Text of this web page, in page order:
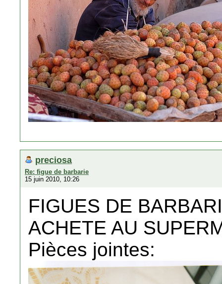
preciosa
Re: figue de barbarie
15 juin 2010, 10:26
FIGUES DE
ACHETE AU
Pièces jointes: